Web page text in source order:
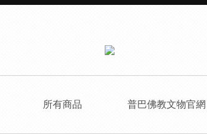
所有商品 普巴佛教文物官網